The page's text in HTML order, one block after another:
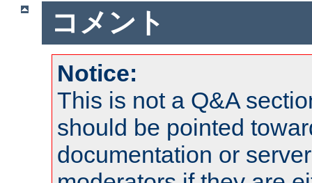
コメント
Notice:
This is not a Q&A
should be pointed
documentation or